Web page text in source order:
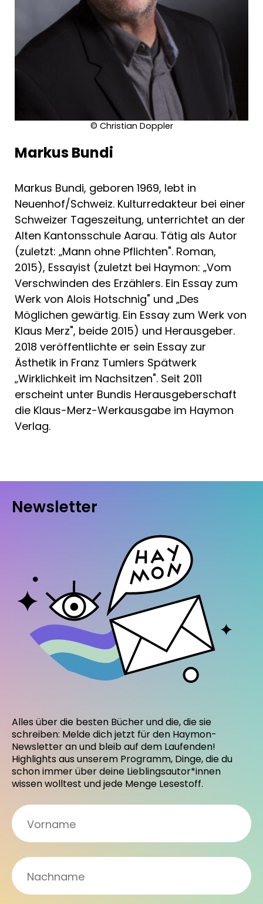
© Christian Doppler
Markus Bundi
Markus Bundi, geboren 1969, lebt in
Neuenhof/Schweiz. Kulturredakteur bei einer
Schweizer Tageszeitung, unterrichtet an der
Alten Kantonsschule Aarau. Tätig als Autor
(zuletzt: „Mann ohne Pflichten". Roman,
2015), Essayist (zuletzt bei Haymon: „Vom
Verschwinden des Erzählers. Ein Essay zum
Werk von Alois Hotschnig" und „Des
Möglichen gewärtig. Ein Essay zum Werk von
Klaus Merz", beide 2015) und Herausgeber.
2018 veröffentlichte er sein Essay zur
Ästhetik in Franz Tumlers Spätwerk
„Wirklichkeit im Nachsitzen". Seit 2011
erscheint unter Bundis Herausgeberschaft
die Klaus-Merz-Werkausgabe im Haymon
Verlag.
Newsletter
Alles über die besten Bücher und die, die sie
schreiben: Melde dich jetzt für den Haymon-
Newsletter an und bleib auf dem Laufenden!
Highlights aus unserem Programm, Dinge, die du
schon immer über deine Lieblingsautor*innen
wissen wolltest und jede Menge Lesestoff.